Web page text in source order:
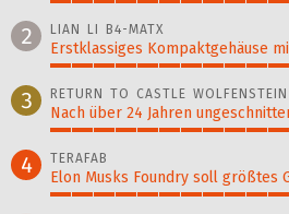
2 LIAN LI B4-MATX
Erstklassiges Kompaktgehäuse
3 RETURN TO CASTLE WOLFENSTEIN
Nach über 24 Jahren
4 TERAFAB
Elon Musks Foundry soll größ­tes